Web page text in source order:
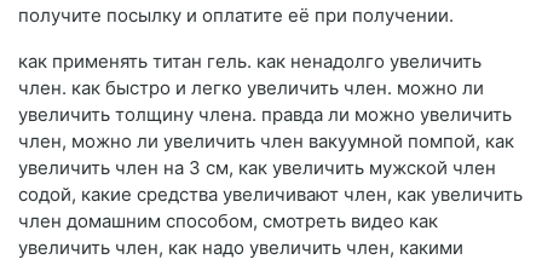
получите посылку и оплатите её при получении.
как применять титан гель. как ненадолго увеличить
член. как быстро и легко увеличить член. можно ли
увеличить толщину члена. правда ли можно увеличить
член, можно ли увеличить член вакуумной помпой, как
увеличить член на 3 см, как увеличить мужской член
содой, какие средства увеличивают член, как увеличить
член домашним способом, смотреть видео как
увеличить член, как надо увеличить член, какими